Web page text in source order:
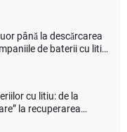
până la descărcarea
de baterii cu litiu
a mediului?
cu litiu: de la
la recuperarea